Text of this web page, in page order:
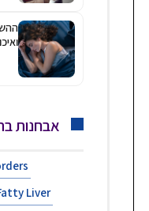
אבחנות
Liver